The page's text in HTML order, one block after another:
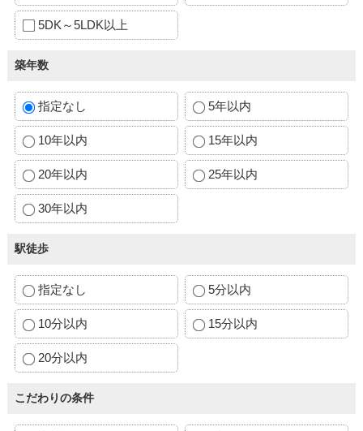
5DK～5LDK以上
築年数
指定なし 5年以内
10年以内 15年以内
20年以内 25年以内
30年以内
駅徒歩
指定なし 5分以内
10分以内 15分以内
20分以内
こだわりの条件